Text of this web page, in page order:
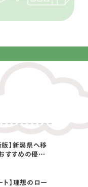
】新潟県へ移
すすめの優良
ト】理想のロー